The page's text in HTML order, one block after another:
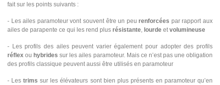
fait sur les points suivants :
- Les ailes paramoteur vont souvent être un peurenforcées par rapport aux
ailes de parapente ce qui les rend plus résistante lourde et volumineuse
- Les profils des ailes peuvent varier également pour adopter des profils
réflex ou hybrides sur les ailes paramoteur. Mais ce n’est pas une obligation
des profils classique peuvent aussi être utilisés en paramoteur
- Lestrims sur les élévateurs sont bien plus présents en paramoteur qu’en